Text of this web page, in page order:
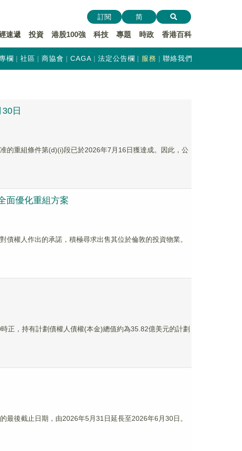
速遞 投資 港股100強 科技 專題 時政 香港百科
訂閱 简
欄 社區 商協會 CAGA 法定公告欄 服務 聯絡我們
日
的重組條件第(d)(i)段已於2026年7月16日獲達成。因此，公
面優化重組方案
債權人作出的承諾，積極尋求出售其位於倫敦的投資物業。
正，持有計劃債權人債權(本金)總值約為35.82億美元的計劃
最後截止日期，由2026年5月31日延長至2026年6月30日。